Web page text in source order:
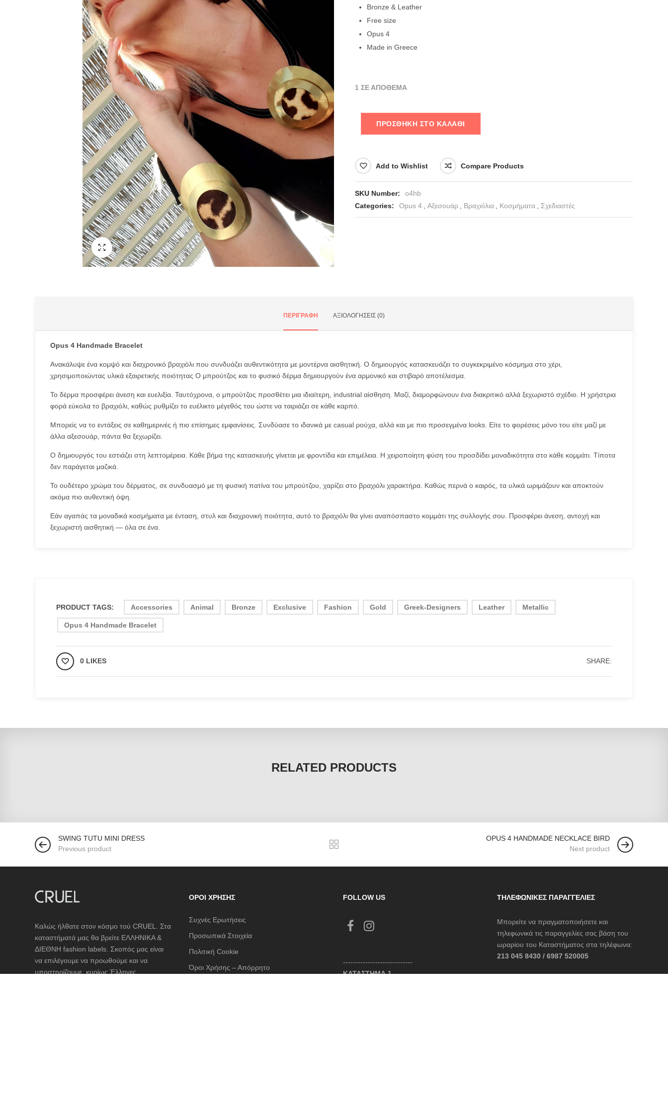
Fullscreen
Bronze & Leather
Free size
Opus 4
Made in Greece
1 ΣΕ ΑΠΌΘΕΜΑ
ΠΡΟΣΘΉΚΗ ΣΤΟ ΚΑΛΆΘΙ
Add to Wishlist Compare Products
SKU Number:
o4hb
Categories:
Opus 4 Αξεσουάρ Βραχιόλια Κοσμήματα Σχεδιαστές
ΠΕΡΙΓΡΑΦΉ ΑΞΙΟΛΟΓΉΣΕΙΣ (0)
Opus 4 Handmade Bracelet
Ανακάλυψε ένα κομψό και διαχρονικό βραχιόλι που συνδυάζει αυθεντικότητα με μοντέρνα αισθητική. Ο δημιουργός κατασκευάζει το συγκεκριμένο κόσμημα στο χέρι,
χρησιμοποιώντας υλικά εξαιρετικής ποιότητας Ο μπρούτζος και το φυσικό δέρμα δημιουργούν ένα αρμονικό και στιβαρό αποτέλεσμα.
Το δέρμα προσφέρει άνεση και ευελιξία. Ταυτόχρονα, ο μπρούτζος προσθέτει μια ιδιαίτερη, industrial αίσθηση. Μαζί, διαμορφώνουν ένα διακριτικό αλλά ξεχωριστό σχέδιο. Η χρήστρια
φορά εύκολα το βραχιόλι, καθώς ρυθμίζει το ευέλικτο μέγεθός του ώστε να ταιριάζει σε κάθε καρπό.
Μπορείς να το εντάξεις σε καθημερινές ή πιο επίσημες εμφανίσεις. Συνδύασε το ιδανικά με casual ρούχα, αλλά και με πιο προσεγμένα looks. Είτε το φορέσεις μόνο του είτε μαζί με
άλλα αξεσουάρ, πάντα θα ξεχωρίζει.
Ο δημιουργός του εστιάζει στη λεπτομέρεια. Κάθε βήμα της κατασκευής γίνεται με φροντίδα και επιμέλεια. Η χειροποίητη φύση του προσδίδει μοναδικότητα στο κάθε κομμάτι. Τίποτα
δεν παράγεται μαζικά.
Το ουδέτερο χρώμα του δέρματος, σε συνδυασμό με τη φυσική πατίνα του μπρούτζου, χαρίζει στο βραχιόλι χαρακτήρα. Καθώς περνά ο καιρός, τα υλικά ωριμάζουν και αποκτούν
ακόμα πιο αυθεντική όψη.
Εάν αγαπάς τα μοναδικά κοσμήματα με ένταση, στυλ και διαχρονική ποιότητα, αυτό το βραχιόλι θα γίνει αναπόσπαστο κομμάτι της συλλογής σου. Προσφέρει άνεση, αντοχή και
ξεχωριστή αισθητική — όλα σε ένα.
PRODUCT TAGS: Accessories Animal Bronze Exclusive Fashion Gold Greek-Designers Leather Metallic
Opus 4 Handmade Bracelet
SHARE:
0 LIKES
RELATED PRODUCTS
SWING TUTU MINI DRESS
Previous product
OPUS 4 HANDMADE NECKLACE BIRD
Next product
Καλώς ήλθατε στον κόσμο τού CRUEL. Στα
καταστήματά μας θα βρείτε ΕΛΛΗΝΙΚΑ &
ΔΙΕΘΝΗ fashion labels. Σκοπός μας είναι
να επιλέγουμε να προωθούμε και να
υποστηρίζουμε, κυρίως Έλληνες
ΌΡΟΙ ΧΡΉΣΗΣ
Συχνές Ερωτήσεις
Προσωπικά Στοιχεία
Πολιτική Cookie
Όροι Χρήσης – Απόρρητο
FOLLOW US
----------------------------
ΚΑΤΑΣΤΗΜΑ 1
ΤΗΛΕΦΩΝΙΚΈΣ ΠΑΡΑΓΓΕΛΊΕΣ
Μπορείτε να πραγματοποιήσετε και
τηλεφωνικά τις παραγγελίες σας βάση του
ωραρίου του Καταστήματος στα τηλέφωνα:
213 045 8430 / 6987 520005